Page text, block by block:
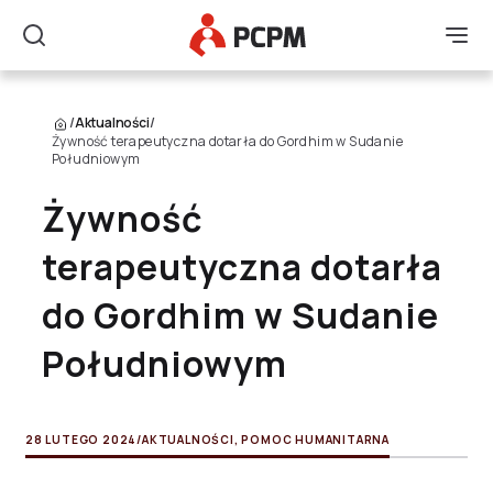
Szukaj
Główne Logo
/Aktualności/
Żywność terapeutyczna dotarła do Gordhim w Sudanie
Południowym
Żywność
terapeutyczna dotarła
do Gordhim w Sudanie
Południowym
28 LUTEGO 2024 /AKTUALNOŚCI ,POMOC HUMANITARNA